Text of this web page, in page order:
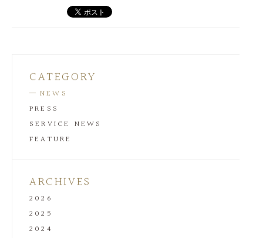
CATEGORY
NEWS
PRESS
SERVICE NEWS
FEATURE
ARCHIVES
2026
2025
2024